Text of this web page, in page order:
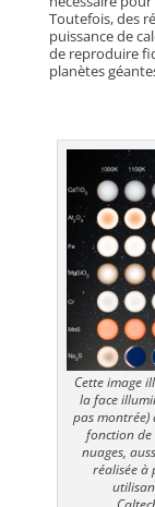
Toutefois, des
puissance de
de reproduire
planètes
Cette image
la face
pas montrée)
fonction de
nuages,
réalisée à